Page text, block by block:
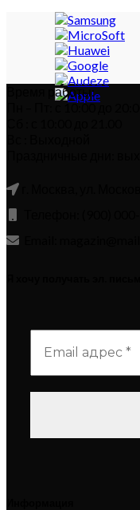
Время работы:
Пн – Пт: с 10:00 до 20:00